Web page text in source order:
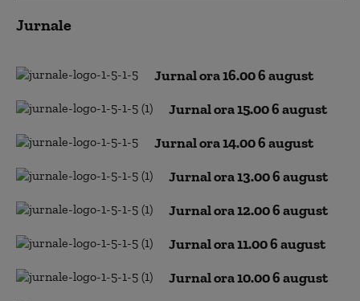
seconds
of
Jurnale
Jurnal ora 16.00 6 august
Jurnal ora 15.00 6 august
Jurnal ora 14.00 6 august
Jurnal ora 13.00 6 august
Jurnal ora 12.00 6 august
Jurnal ora 11.00 6 august
Jurnal ora 10.00 6 august